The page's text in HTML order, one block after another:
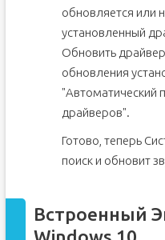
обновляется или
установленный
Обновить
обновления
"Автоматический
драйверов".
Готово, теперь
поиск и обновит
Встроенный